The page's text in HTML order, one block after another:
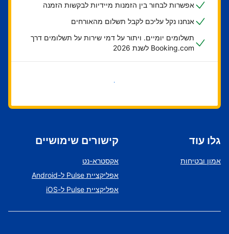
אפשרות לבחור בין הזמנות מיידיות לבקשות הזמנה
אנחנו נקל עליכם לקבל תשלום מהאורחים
תשלומים יומיים. ויתור על דמי שירות על תשלומים דרך
Booking.com לשנת 2026
בואו נתחיל
גלו עוד
אמון ובטיחות
קישורים שימושיים
אקסטרא-נט
אפליקציית Pulse ל-Android
אפליקציית Pulse ל-iOS